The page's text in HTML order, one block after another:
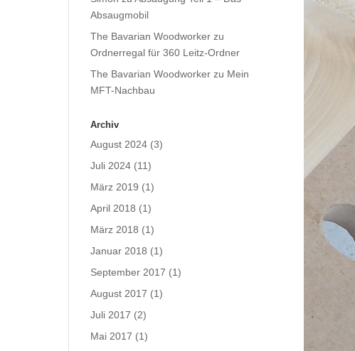
Absaugmobil
The Bavarian Woodworker zu
Ordnerregal für 360 Leitz-Ordner
The Bavarian Woodworker zu Mein
MFT-Nachbau
Archiv
August 2024 (3)
Juli 2024 (11)
März 2019 (1)
April 2018 (1)
März 2018 (1)
Januar 2018 (1)
September 2017 (1)
August 2017 (1)
Juli 2017 (2)
Mai 2017 (1)